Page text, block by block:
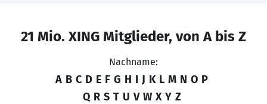
21 Mio. XING Mitglieder, von A bis Z
Nachname:
A B C D E F G H I J K L M N O P
Q R S T U V W X Y Z